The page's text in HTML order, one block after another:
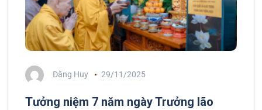
Đăng Huy 29/11/2025
Tưởng niệm 7 năm ngày Trưởng lão